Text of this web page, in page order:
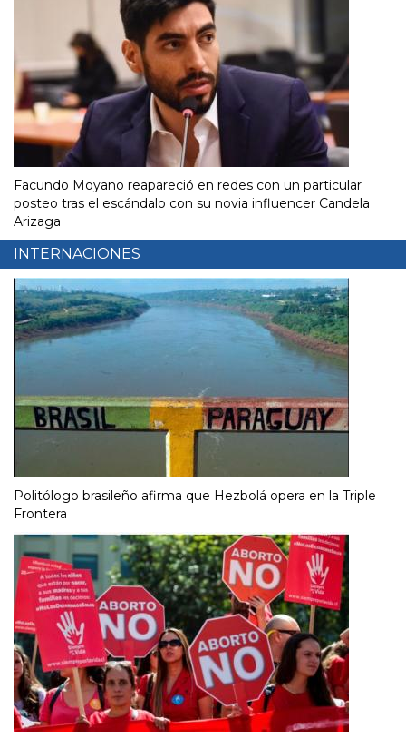
Facundo Moyano reapareció en redes con un particular
posteo tras el escándalo con su novia influencer Candela
Arizaga
INTERNACIONES
Politólogo brasileño afirma que Hezbolá opera en la Triple
Frontera